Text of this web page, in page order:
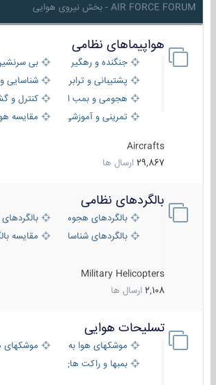
AIR FORCE FORUM - بخش نیروی هوایی
هواپیماهای نظامی
جنگنده و رهگیر
بی سرنشین
پشتیبانی و ترابری
شناسایی و
هجومی و بمب افکن
کنترل و گشت
تمرینی و آموزشی
مقایسه
Aircrafts
29,867 ارسال ها
بالگردهای نظامی
بالگردهای هجومی
بالگردهای
بالگردهای شناسایی
مقایسه
Military Helicopters
2,108 ارسال ها
تسلیحات هوایی
موشکهای هوا به هوا
موشکهای
بمبها و راکت های هوایی